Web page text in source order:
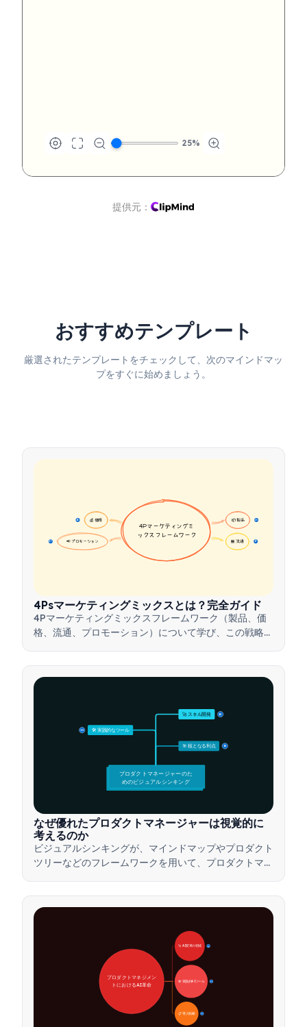
25%
提供元：
おすすめテンプレート
厳選されたテンプレートをチェックして、次のマインドマッ
プをすぐに始めましょう。
📦 製品 16
💰 価格
16
🏪 流通 17
📢 プロモーション
17
4Pマーケティングミ
ックスフレームワーク
4Psマーケティングミックスとは？完全ガイド
4Pマーケティングミックスフレームワーク（製品、価
格、流通、プロモーション）について学び、この戦略的
🎯 核となる利点 15
🛠️ 実践的なツール
15
🚀 スキル開発 15
プロダクトマネージャーのた
めのビジュアルシンキング
なぜ優れたプロダクトマネージャーは視覚的に
考えるのか
ビジュアルシンキングが、マインドマップやプロダクト
ツリーなどのフレームワークを用いて、プロダクトマネ
します。
🚀 AI変革の領域 28
🛠️ 実践的AIツール
📋 導入戦略
プロダクトマネジメン
トにおけるAI革命